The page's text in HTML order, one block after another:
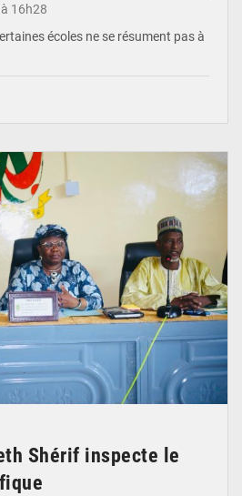
16h28
écoles ne se résument pas à
Shérif inspecte le